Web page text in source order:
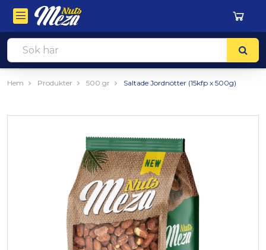
Hem Produkter 500 gr Saltade Jordnötter (15kfp x 500g)